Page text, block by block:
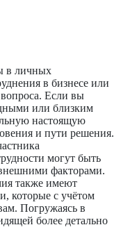
в личных
в бизнесе или
Если вы
или близким
настоящую
и пути решения.
могут быть
факторами.
также имеют
которые с учётом
Погружаясь в
более детально